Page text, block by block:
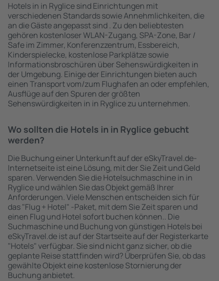
Hotels in in Ryglice sind Einrichtungen mit
verschiedenen Standards sowie Annehmlichkeiten, die
an die Gäste angepasst sind . Zu den beliebtesten
gehören kostenloser WLAN-Zugang, SPA-Zone, Bar /
Safe im Zimmer, Konferenzzentrum, Essbereich,
Kinderspielecke, kostenlose Parkplätze sowie
Informationsbroschüren über Sehenswürdigkeiten in
der Umgebung. Einige der Einrichtungen bieten auch
einen Transport vom/zum Flughafen an oder empfehlen,
Ausflüge auf den Spuren der größten
Sehenswürdigkeiten in in Ryglice zu unternehmen.
Wo sollten die Hotels in in Ryglice gebucht
werden?
Die Buchung einer Unterkunft auf der eSkyTravel.de-
Internetseite ist eine Lösung, mit der Sie Zeit und Geld
sparen. Verwenden Sie die Hotelsuchmaschine in in
Ryglice und wählen Sie das Objekt gemäß Ihrer
Anforderungen. Viele Menschen entscheiden sich für
das "Flug + Hotel" -Paket, mit dem Sie Zeit sparen und
einen Flug und Hotel sofort buchen können.. Die
Suchmaschine und Buchung von günstigen Hotels bei
eSkyTravel.de ist auf der Startseite auf der Registerkarte
"Hotels" verfügbar. Sie sind nicht ganz sicher, ob die
geplante Reise stattfinden wird? Überprüfen Sie, ob das
gewählte Objekt eine kostenlose Stornierung der
Buchung anbietet.